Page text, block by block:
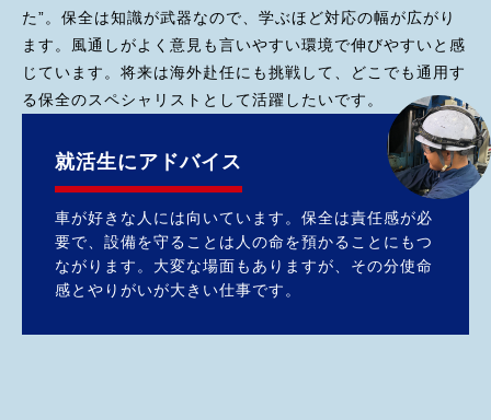
た”。保全は知識が武器なので、学ぶほど対応の幅が広がり
ます。風通しがよく意見も言いやすい環境で伸びやすいと感
じています。将来は海外赴任にも挑戦して、どこでも通用す
る保全のスペシャリストとして活躍したいです。
就活生にアドバイス
車が好きな人には向いています。保全は責任感が必
要で、設備を守ることは人の命を預かることにもつ
ながります。大変な場面もありますが、その分使命
感とやりがいが大きい仕事です。